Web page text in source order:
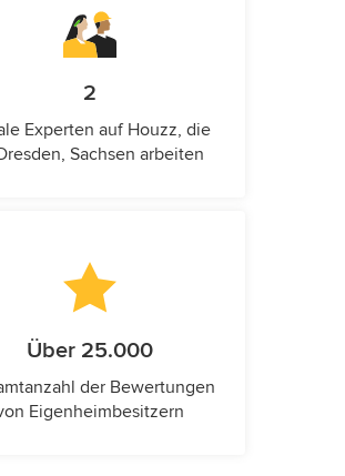
2
Experten auf Houzz, die
Sachsen arbeiten
Über 25.000
der Bewertungen
Eigenheimbesitzern